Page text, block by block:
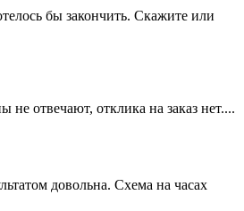
бы закончить. Скажите или
не отвечают, отклика на заказ нет....
довольна. Схема на часах